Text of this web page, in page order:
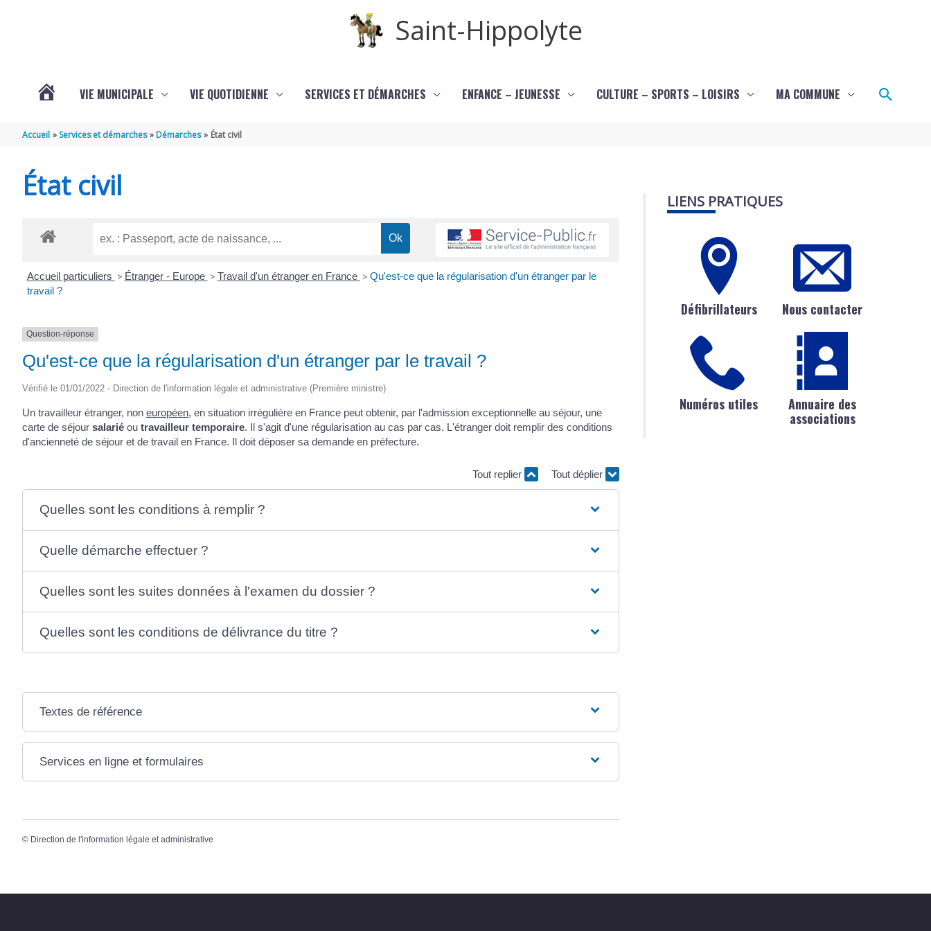
Saint-Hippolyte
SAINT-
HIPPOLYTE
(17430)
VIE MUNICIPALE VIE QUOTIDIENNE SERVICES ET DÉMARCHES ENFANCE – JEUNESSE CULTURE – SPORTS – LOISIRS MA COMMUNE
Accueil Services et démarches Démarches État civil
État civil
Accueil particuliers > Étranger - Europe > Travail d'un étranger en France > Qu'est-ce que la régularisation d'un étranger par le
travail ?
Question-réponse
Qu'est-ce que la régularisation d'un étranger par le travail ?
Vérifié le 01/01/2022 - Direction de l'information légale et administrative (Première ministre)
Un travailleur étranger, non européen, en situation irrégulière en France peut obtenir, par l'admission exceptionnelle au séjour, une
carte de séjour salarié ou travailleur temporaire. Il s'agit d'une régularisation au cas par cas. L'étranger doit remplir des conditions
d'ancienneté de séjour et de travail en France. Il doit déposer sa demande en préfecture.
Tout replier Tout déplier
Quelles sont les conditions à remplir ?
Quelle démarche effectuer ?
Quelles sont les suites données à l'examen du dossier ?
Quelles sont les conditions de délivrance du titre ?
Textes de référence
Services en ligne et formulaires
© Direction de l'information légale et administrative
LIENS PRATIQUES
Défibrillateurs Nous contacter
Numéros utiles
Annuaire des
associations